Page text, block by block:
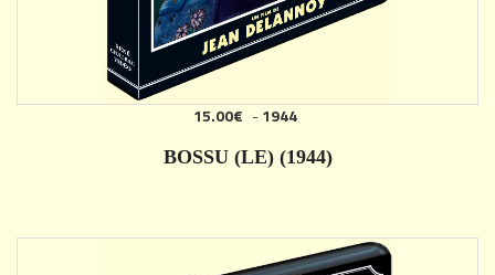
15.00€ -1944
BOSSU (LE) (1944)